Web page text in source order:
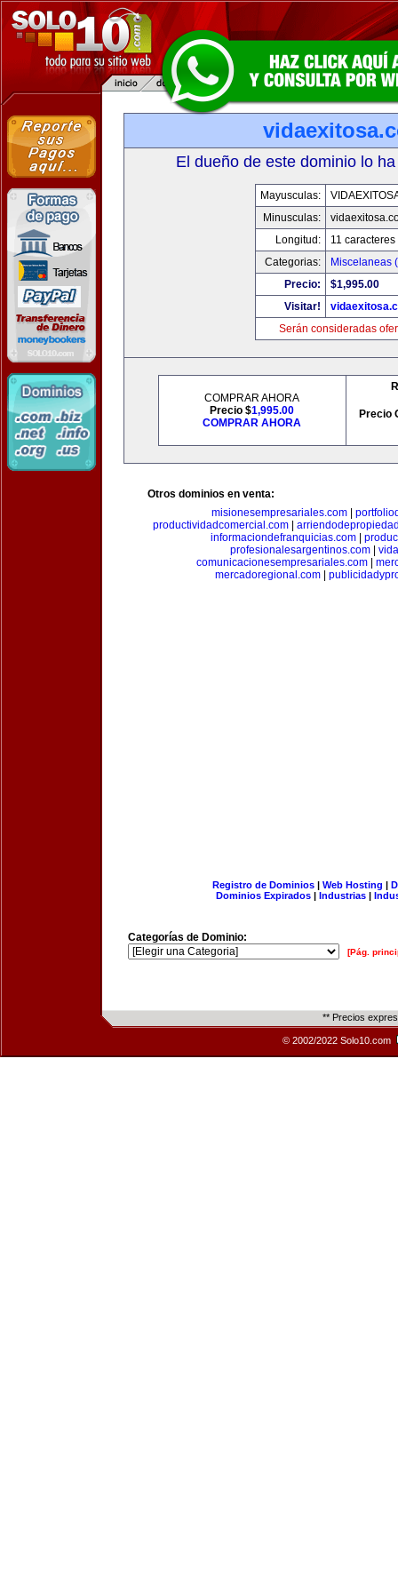
El dueño de este dominio lo
Mayusculas:
Minusculas:
Longitud:
11 caracteres
Categorias:
Miscelaneas
Precio:
$1,995.00
Visitar!
Serán consideradas
COMPRAR AHORA
Precio $1,995.00
COMPRAR AHORA
Precio
Otros dominios en venta:
misionesempresariales.com
productividadcomercial.com
informaciondefranquicias.com
profesionalesargentinos.com|
comunicacionesempresariales.com
mercadoregional.com
Registro de Dominios| Web Hosting |
Dominios Expirados | Industrias |
Categorías de Dominio:
[Pág.
** Precios
© 2002/2022 Solo10.com